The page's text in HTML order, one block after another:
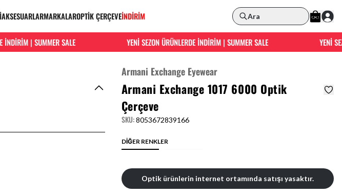
AKSESUARLARMARKALAROPTİK ÇERÇEVEİNDİRİM Ara
İNDİRİM | SUMMER SALE YENİ SEZON ÜRÜNLERDE İNDİRİM | SUMMER SALE YENİ
Armani Exchange Eyewear
Armani Exchange 1017 6000 Optik
Çerçeve
SKU:8053672839166
DİĞER RENKLER
Optik ürünlerin internet ortamında satışı yasaktır.